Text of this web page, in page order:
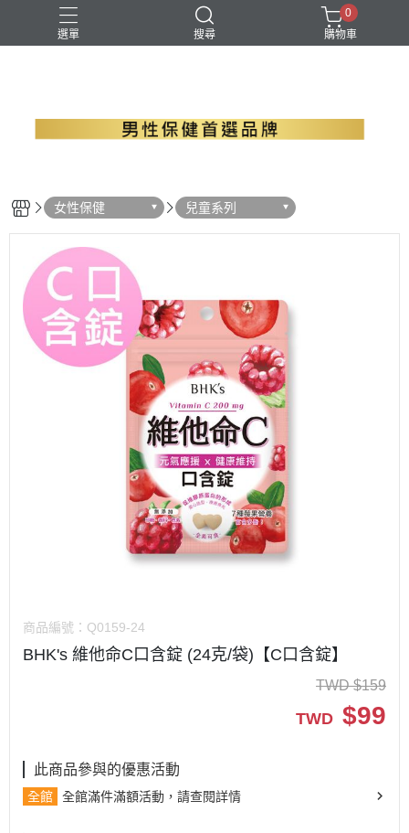
選單 搜尋
B群+馬卡 EPA魚油 瑪卡 精胺酸 螯合鋅
0
購物車
女性保健 兒童系列
商品編號： Q0159-24
BHK's 維他命C口含錠 (24克/袋)【C口含錠】
TWD $159
TWD $99
此商品參與的優惠活動
全館 全館滿件滿額活動，請查閱詳情